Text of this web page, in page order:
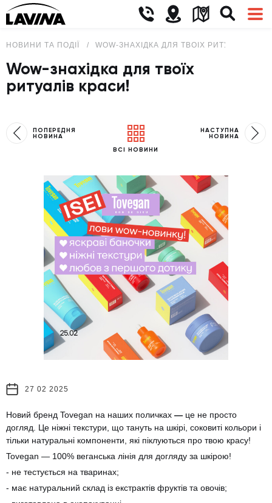
НОВИНИ ТА ПОДІЇ WOW-ЗНАХІДКА ДЛЯ ТВОЇХ РИТУАЛІВ
Wow-знахідка для твоїх
ритуалів краси!
ПОПЕРЕДНЯ
НОВИНА
ВСІ НОВИНИ
НАСТУПНА
НОВИНА
27 02 2025
Новий бренд Tovegan на наших поличках — це не просто
догляд. Це ніжні текстури, що тануть на шкірі, соковиті кольори і
тільки натуральні компоненти, які піклуються про твою красу!
Tovegan — 100% веганська лінія для догляду за шкірою!
- не тестується на тваринах;
- має натуральний склад із екстрактів фруктів та овочів;